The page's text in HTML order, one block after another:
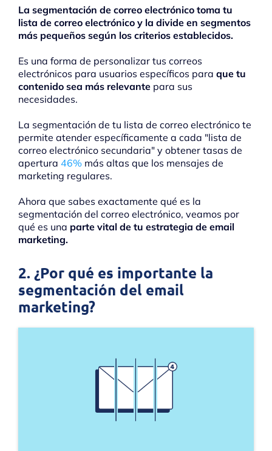
La segmentación de correo electrónico toma tu
lista de correo electrónico y la divide en segmentos
más pequeños según los criterios establecidos.
Es una forma de personalizar tus correos
electrónicos para usuarios específicos para que tu
contenido sea más relevante para sus
necesidades.
La segmentación de tu lista de correo electrónico te
permite atender específicamente a cada "lista de
correo electrónico secundaria" y obtener tasas de
apertura 46% más altas que los mensajes de
marketing regulares.
Ahora que sabes exactamente qué es la
segmentación del correo electrónico, veamos por
qué es una parte vital de tu estrategia de email
marketing.
2. ¿Por qué es importante la
segmentación del email
marketing?